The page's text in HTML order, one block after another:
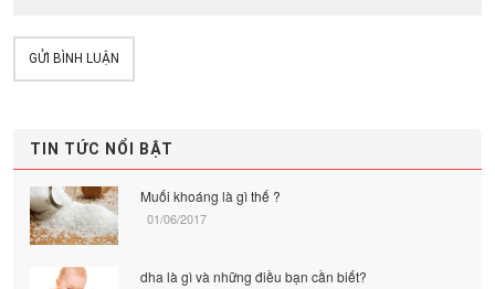
GỬI BÌNH LUẬN
TIN TỨC NỔI BẬT
Muối khoáng là gì thế ?
01/06/2017
dha là gì và những điều bạn cần biết?